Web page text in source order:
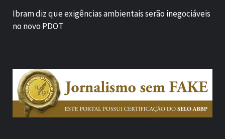
Ibram diz que exigências ambientais serão inegociáveis
no novo PDOT